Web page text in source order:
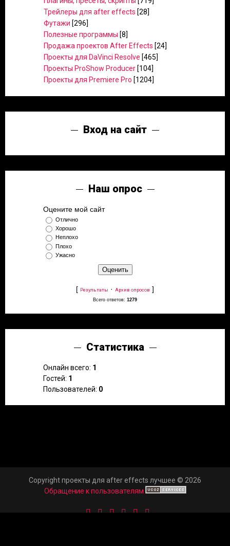
Трейлеры для after effects [28]
Футажи [296]
Полезные программы [8]
Продажа проектов After Effects [24]
Проекты для DaVinci Resolve [465]
Проекты ProShow Producer [104]
Проекты для Premiere Pro [1204]
Вход на сайт
Наш опрос
Оцените мой сайт
Отлично
Хорошо
Неплохо
Плохо
Ужасно
[ Результаты · Архив опросов ]
Всего ответов: 1279
Статистика
Онлайн всего: 1
Гостей: 1
Пользователей: 0
Copyright проекты для after effects лучшее © 2026
Обращение к пользователям